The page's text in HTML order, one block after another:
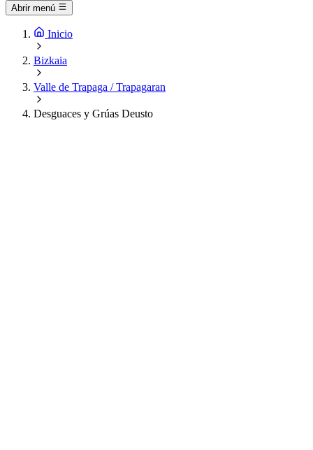
Abrir menú
Inicio
Bizkaia
Valle de Trapaga / Trapagaran
Desguaces y Grúas Deusto